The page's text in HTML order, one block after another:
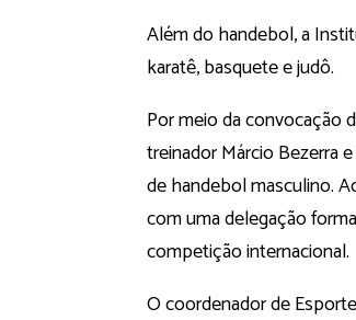
Além do handebol, a
karatê, basquete e judô.
Por meio da convocação
treinador Márcio Bezerra
de handebol masculino.
com uma delegação
competição internacional.
O coordenador de